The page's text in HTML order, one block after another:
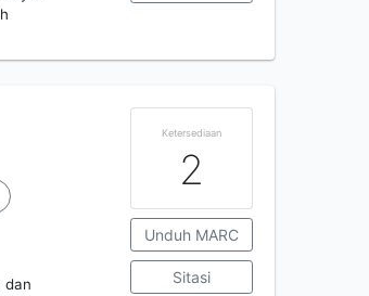
dan
Ketersediaan
2
Unduh MARC
Sitasi